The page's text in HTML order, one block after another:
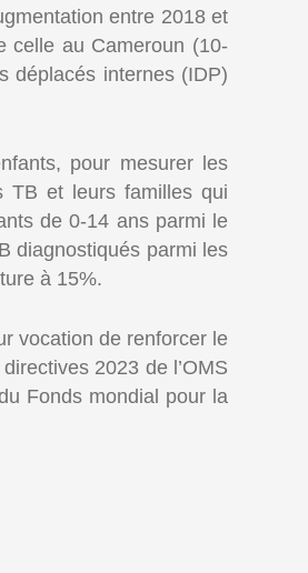
entre 2018 et
celle au Cameroun (10-
déplacés internes (IDP)
pour mesurer les
TB et leurs familles qui
de 0-14 ans parmi le
diagnostiqués parmi les
à 15%.
vocation de renforcer le
2023 de l’OMS
Fonds mondial pour la